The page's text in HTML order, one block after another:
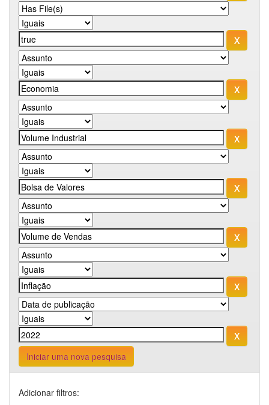
Iniciar uma nova pesquisa
Adicionar filtros: